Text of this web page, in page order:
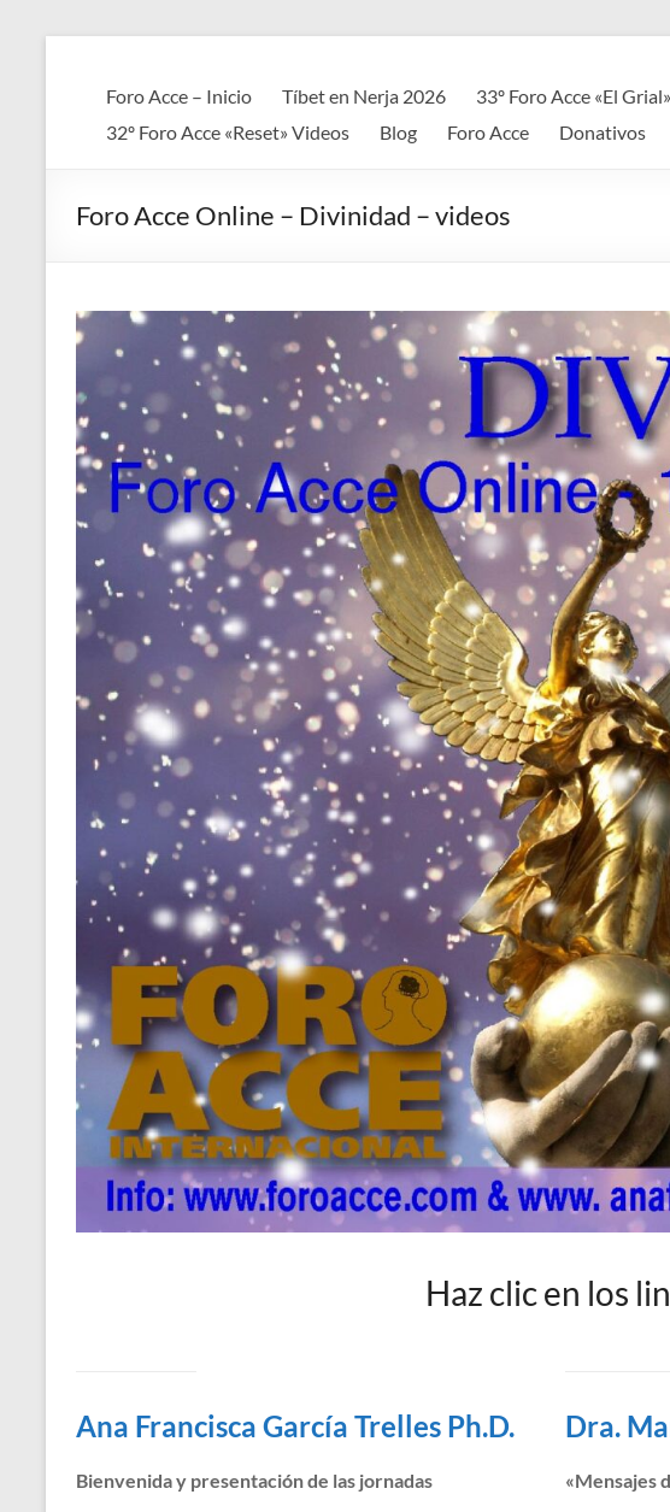
contenidoForo
ACCE
+
+
Espiritualidad
Foro Acce – Inicio Tíbet en Nerja 2026 33º Foro Acce «El
32º Foro Acce «Reset» Videos
Blog Foro Acce Donativos
Foro Acce Online – Divinidad – videos
Haz clic en los
Ana Francisca García Trelles Ph.D.
Bienvenida y presentación de las jornadas
Dra.
«Mensajes